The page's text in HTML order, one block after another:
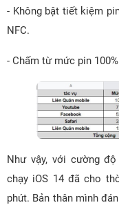
- Không bật tiết kiệm
NFC.
- Chấm từ mức pin
Như vậy, với cường
chạy iOS 14 đã cho
phút. Bản thân mình